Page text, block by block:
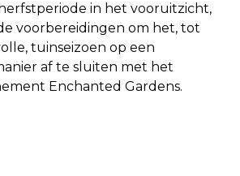
in het vooruitzicht,
voorbereidingen om het, tot
tuinseizoen op een
af te sluiten met het
Enchanted Gardens.